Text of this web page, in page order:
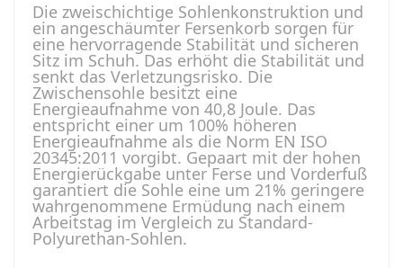
Die zweischichtige Sohlenkonstruktion und
ein angeschäumter Fersenkorb sorgen für
eine hervorragende Stabilität und sicheren
Sitz im Schuh. Das erhöht die Stabilität und
senkt das Verletzungsrisko. Die
Zwischensohle besitzt eine
Energieaufnahme von 40,8 Joule. Das
entspricht einer um 100% höheren
Energieaufnahme als die Norm EN ISO
20345:2011 vorgibt. Gepaart mit der hohen
Energierückgabe unter Ferse und Vorderfuß
garantiert die Sohle eine um 21% geringere
wahrgenommene Ermüdung nach einem
Arbeitstag im Vergleich zu Standard-
Polyurethan-Sohlen.